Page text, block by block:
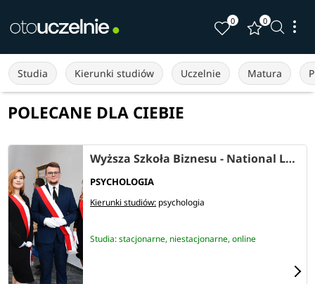
0 0
Studia Kierunki studiów Uczelnie Matura
POLECANE DLA CIEBIE
Wyższa Szkoła Biznesu - National Louis University w Nowym Sączu
PSYCHOLOGIA
Kierunki studiów: psychologia
Studia: stacjonarne, niestacjonarne, online